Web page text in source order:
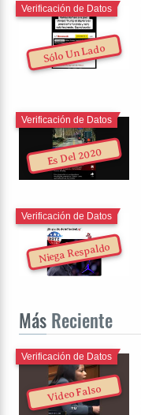
Sólo Un Lado
Verificación de Datos
Es Del 2020
Verificación de Datos
Niega Respaldo
Verificación de Datos
Más Reciente
Video Falso
Verificación de Datos